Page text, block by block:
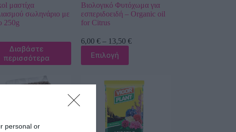
personal or
μαστίχα
σωληνάριο με
250g
Διαβάστε
περισσότερα
Βιολογικό Φυτόχωμα για
εσπεριδοειδή – Organic oil
for Citrus
6,00 € – 13,50 €
Επιλογή